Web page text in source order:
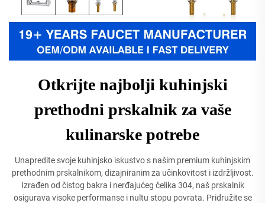
Otkrijte najbolji kuhinjski
prethodni prskalnik za vaše
kulinarske potrebe
Unapredite svoje kuhinjsko iskustvo s našim premium kuhinjskim
prethodnim prskalnikom, dizajniranim za učinkovitost i izdržljivost.
Izrađen od čistog bakra i nerđajućeg čelika 304, naš prskalnik
osigurava visoke performanse i nultu stopu povrata. Pridružite se